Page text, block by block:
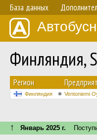
База данных
Финляндия,
Регион
Финляндия Ventoniemi
↑ Январь 2025 г.